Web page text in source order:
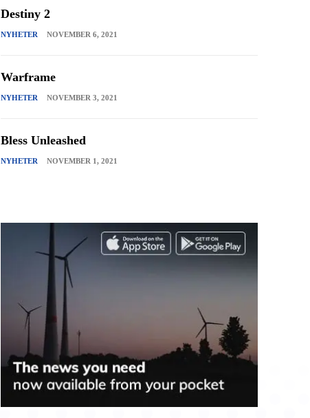
Destiny 2
NYHETER NOVEMBER 6, 2021
Warframe
NYHETER NOVEMBER 3, 2021
Bless Unleashed
NYHETER NOVEMBER 1, 2021